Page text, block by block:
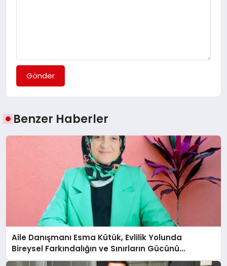
Gönder
Benzer Haberler
Aile Danışmanı Esma Kütük, Evlilik Yolunda
Bireysel Farkındalığın ve Sınırların Gücünü
Anlatıyor